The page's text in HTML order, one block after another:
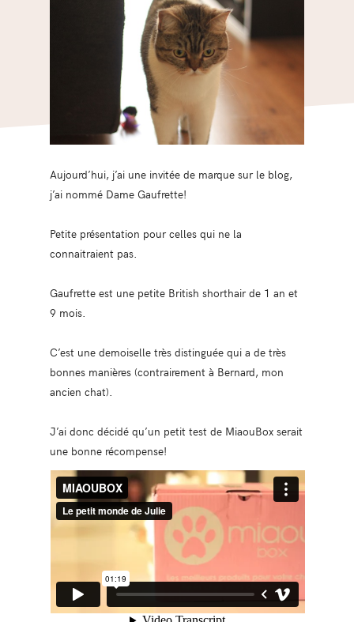
Aujourd’hui, j’ai une invitée de marque sur le blog,
j’ai nommé Dame Gaufrette!
Petite présentation pour celles qui ne la
connaitraient pas.
Gaufrette est une petite British shorthair de 1 an et
9 mois.
C’est une demoiselle très distinguée qui a de très
bonnes manières (contrairement à Bernard, mon
ancien chat).
J’ai donc décidé qu’un petit test de MiaouBox serait
une bonne récompense!